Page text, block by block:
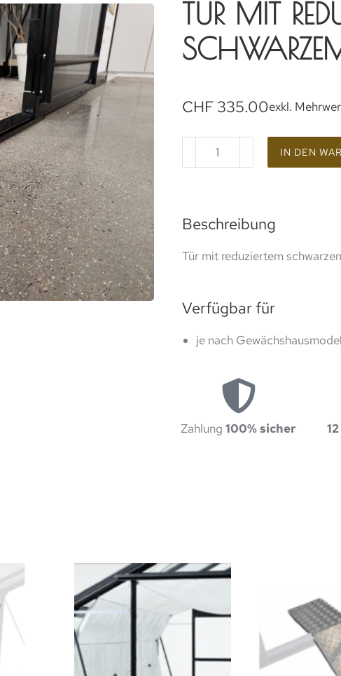
TÜR MIT
CHF 335.00exkl.
IN DEN
Beschreibung
Tür mit reduziertem
Verfügbar für
je nach
Zahlung100% sicher